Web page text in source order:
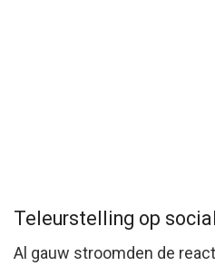
Teleurstelling op
Al gauw stroomden de